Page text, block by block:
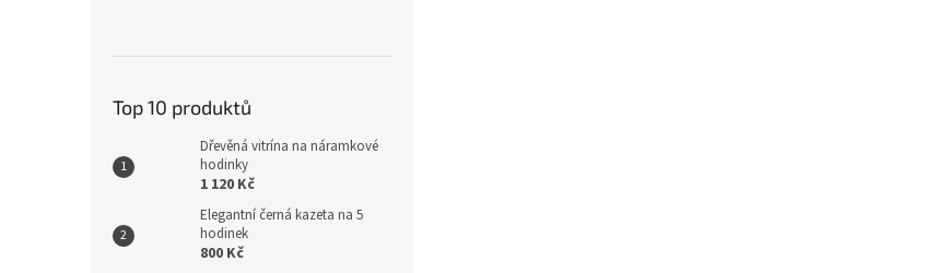
Top 10 produktů
Dřevěná vitrína na náramkové
hodinky
1 120 Kč
Elegantní černá kazeta na 5
hodinek
800 Kč